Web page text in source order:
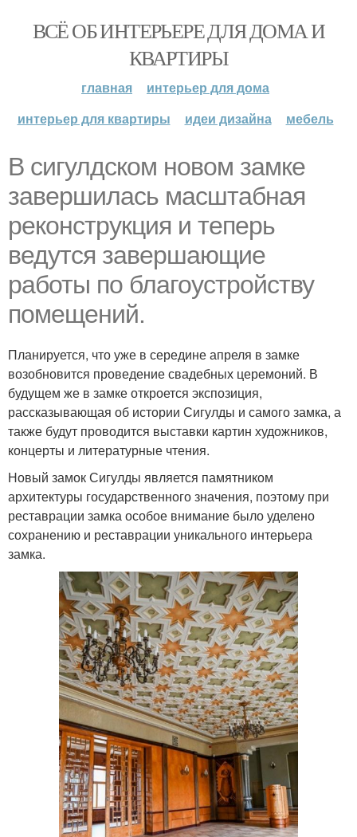
ВСЁ ОБ ИНТЕРЬЕРЕ ДЛЯ ДОМА И
КВАРТИРЫ
главная
интерьер для дома
интерьер для квартиры
идеи дизайна мебель
В сигулдском новом замке
завершилась масштабная
реконструкция и теперь
ведутся завершающие
работы по благоустройству
помещений.
Планируется, что уже в середине апреля в замке
возобновится проведение свадебных церемоний. В
будущем же в замке откроется экспозиция,
рассказывающая об истории Сигулды и самого замка, а
также будут проводится выставки картин художников,
концерты и литературные чтения.
Новый замок Сигулды является памятником
архитектуры государственного значения, поэтому при
реставрации замка особое внимание было уделено
сохранению и реставрации уникального интерьера
замка.